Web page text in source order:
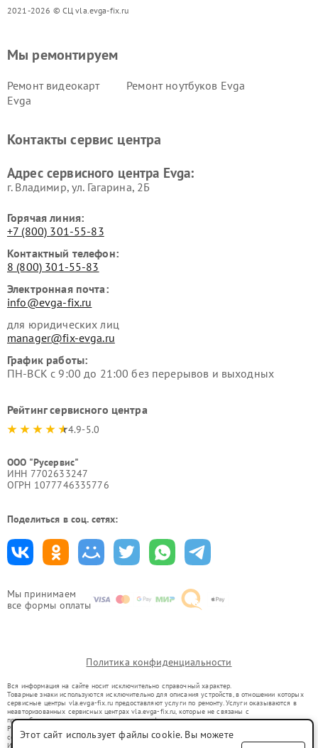
2021-2026 © СЦ vla.evga-fix.ru
Мы принимаем
все формы оплаты
Мы ремонтируем
Ремонт видеокарт
Evga
Ремонт ноутбуков Evga
Контакты сервис центра
Адрес сервисного центра Evga:
г. Владимир, ул. Гагарина, 2Б
Горячая линия:
+7 (800) 301-55-83
Контактный телефон:
8 (800) 301-55-83
Электронная почта:
info@evga-fix.ru
для юридических лиц
manager@fix-evga.ru
График работы:
ПН-ВСК с 9:00 до 21:00 без перерывов и выходных
Рейтинг сервисного центра
4.9-5.0
ООО "Русервис"
ИНН 7702633247
ОГРН 1077746335776
Поделиться в соц. сетях:
Политика конфиденциальности
Вся информация на сайте носит исключительно справочный характер.
Товарные знаки используются исключительно для описания устройств, в отношении которых
сервисные центры vla.evga-fix.ru предоставляют услуги по ремонту. Услуги оказываются в
неавторизованных сервисных центрах vla.evga-fix.ru, которые не связаны с
правообладателями товарных знаков или их официальными представителями.
Ремонт осуществляется для устройств, уже введенных в гражданский оборот в соответствии
со статьей 1487 ГК РФ.
Использование товарных знаков не преследует цели индивидуализации услуг или введения
Этот сайт использует файлы cookie. Вы можете